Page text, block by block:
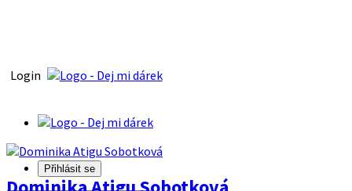
Login
Přihlásit se